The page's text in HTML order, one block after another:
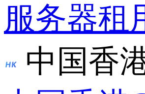
服务器租
中国香